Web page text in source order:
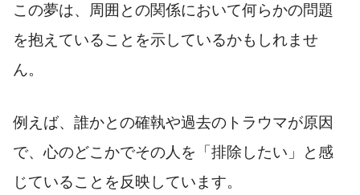
この夢は、周囲との関係において何らかの問題
を抱えていることを示しているかもしれませ
ん。
例えば、誰かとの確執や過去のトラウマが原因
で、心のどこかでその人を「排除したい」と感
じていることを反映しています。